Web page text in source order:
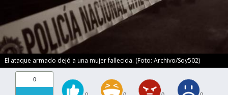
El ataque armado dejó a una mujer fallecida. (Foto: Archivo/Soy502)
0